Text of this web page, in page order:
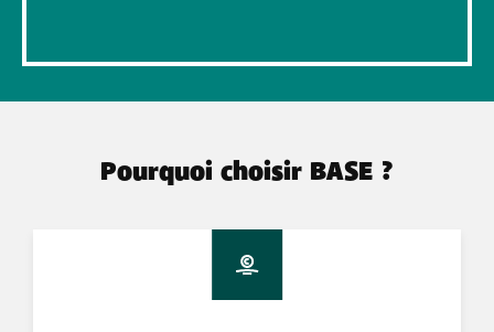
Pourquoi choisir BASE ?